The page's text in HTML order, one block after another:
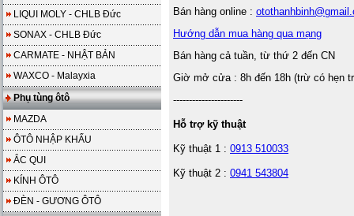
LIQUI MOLY - CHLB Đức
SONAX - CHLB Đức
CARMATE - NHẬT BẢN
WAXCO - Malayxia
Phụ tùng ôtô
MAZDA
ÔTÔ NHẬP KHẨU
ẮC QUI
KÍNH ÔTÔ
ĐÈN - GƯƠNG ÔTÔ
Bán hàng online :
Hướng dẫn mua hàng qua mạng
Bán hàng cả tuần, từ thứ 2 đến CN
Giờ mở cửa : 8h đến 18h (trừ có hẹn
----------------------
Hỗ trợ kỹ thuật
Kỹ thuật 1 : 0913 510033
Kỹ thuật 2 : 0941 543804